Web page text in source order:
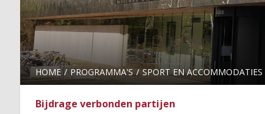
HOME PROGRAMMA'S SPORT EN ACCOMMODATIES
Bijdrage verbonden partijen